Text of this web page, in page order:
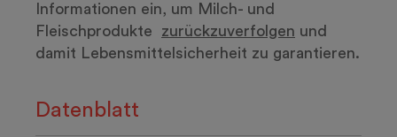
Informationen ein, um Milch- und
Fleischprodukte zurückzuverfolgen und
damit Lebensmittelsicherheit zu garantieren.
Datenblatt